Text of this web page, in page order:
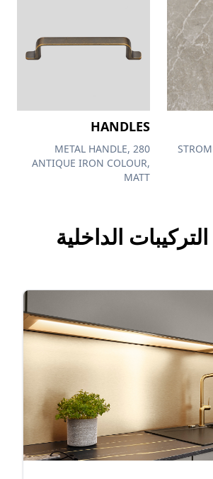
215
HANDLES
280 METAL HANDLE,
ANTIQUE IRON COLOUR,
MATT
الداخلية